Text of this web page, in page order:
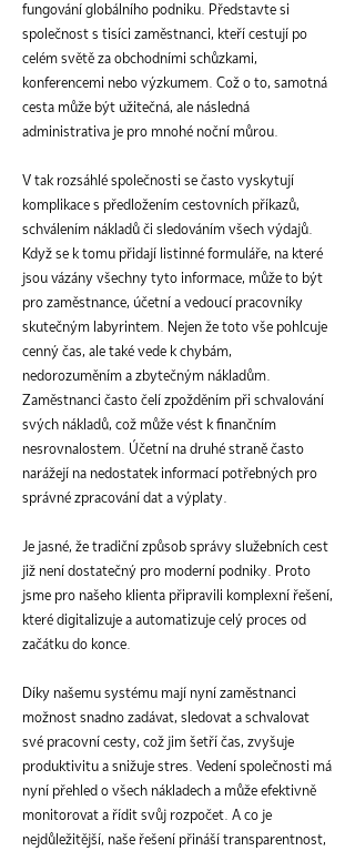
fungování globálního podniku. Představte si
společnost s tisíci zaměstnanci, kteří cestují po
celém světě za obchodními schůzkami,
konferencemi nebo výzkumem. Což o to, samotná
cesta může být užitečná, ale následná
administrativa je pro mnohé noční můrou.
V tak rozsáhlé společnosti se často vyskytují
komplikace s předložením cestovních příkazů,
schválením nákladů či sledováním všech výdajů.
Když se k tomu přidají listinné formuláře, na které
jsou vázány všechny tyto informace, může to být
pro zaměstnance, účetní a vedoucí pracovníky
skutečným labyrintem. Nejen že toto vše pohlcuje
cenný čas, ale také vede k chybám,
nedorozuměním a zbytečným nákladům.
Zaměstnanci často čelí zpožděním při schvalování
svých nákladů, což může vést k finančním
nesrovnalostem. Účetní na druhé straně často
narážejí na nedostatek informací potřebných pro
správné zpracování dat a výplaty.
Je jasné, že tradiční způsob správy služebních cest
již není dostatečný pro moderní podniky. Proto
jsme pro našeho klienta připravili komplexní řešení,
které digitalizuje a automatizuje celý proces od
začátku do konce.
Díky našemu systému mají nyní zaměstnanci
možnost snadno zadávat, sledovat a schvalovat
své pracovní cesty, což jim šetří čas, zvyšuje
produktivitu a snižuje stres. Vedení společnosti má
nyní přehled o všech nákladech a může efektivně
monitorovat a řídit svůj rozpočet. A co je
nejdůležitější, naše řešení přináší transparentnost,